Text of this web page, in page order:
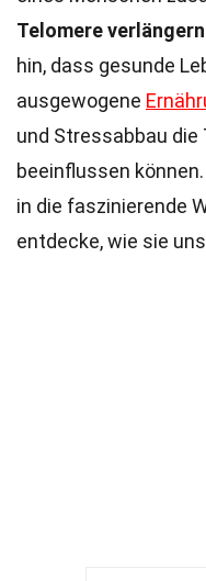
Telomere
hin, dass gesunde
ausgewogene
und Stressabbau
beeinflussen können.
in die faszinierende
entdecke, wie sie